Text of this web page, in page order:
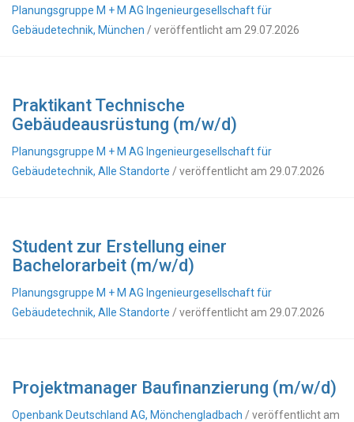
Planungsgruppe M + M AG Ingenieurgesellschaft für
Gebäudetechnik, München / veröffentlicht am 29.07.2026
Praktikant Technische
Gebäudeausrüstung (m/w/d)
Planungsgruppe M + M AG Ingenieurgesellschaft für
Gebäudetechnik, Alle Standorte / veröffentlicht am 29.07.2026
Student zur Erstellung einer
Bachelorarbeit (m/w/d)
Planungsgruppe M + M AG Ingenieurgesellschaft für
Gebäudetechnik, Alle Standorte / veröffentlicht am 29.07.2026
Projektmanager Baufinanzierung (m/w/d)
Openbank Deutschland AG, Mönchengladbach / veröffentlicht am